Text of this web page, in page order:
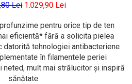
Lei 1.029,90 Lei
pentru orice tip de ten
eficientă* fără a solicita pielea
datorită tehnologiei antibacteriene
în filamentele periei
neted, mult mai strălucitor şi inspiră
sănătate